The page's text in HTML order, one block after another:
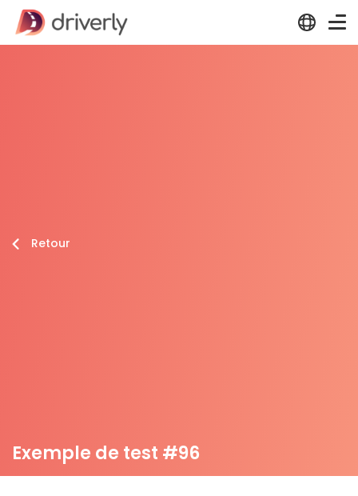
Retour
Exemple de test #96